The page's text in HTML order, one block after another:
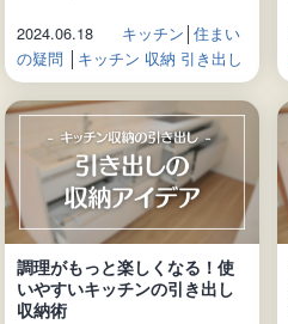
2024.06.18 キッチン 住まい
の疑問
キッチン 収納 引き出し
調理がもっと楽しくなる！使
いやすいキッチンの引き出し
収納術